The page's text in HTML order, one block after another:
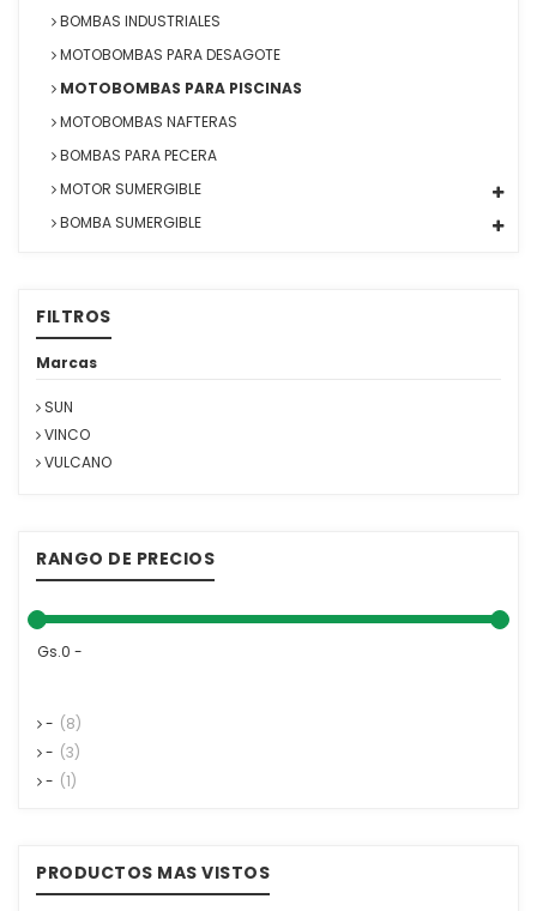
BOMBAS INDUSTRIALES
MOTOBOMBAS PARA DESAGOTE
MOTOBOMBAS PARA PISCINAS
MOTOBOMBAS NAFTERAS
BOMBAS PARA PECERA
MOTOR SUMERGIBLE
BOMBA SUMERGIBLE
FILTROS
Marcas
SUN
VINCO
VULCANO
RANGO DE PRECIOS
Gs.0 -
- (8)
- (3)
- (1)
PRODUCTOS MAS VISTOS